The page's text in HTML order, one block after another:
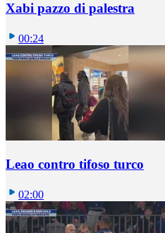
Xabi pazzo di palestra
00:24
Leao contro tifoso turco
02:00